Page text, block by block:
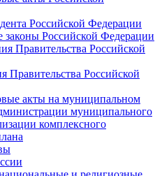
Российской Федерации
законы Российской Федерации
Правительства Российской
Правительства Российской
акты на муниципальном
муниципального
комплексного